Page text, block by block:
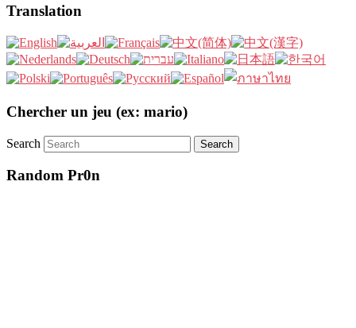
Translation
Chercher un jeu (ex: mario)
Search
Random Pr0n